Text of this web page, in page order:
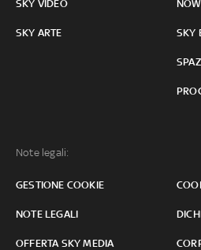
SKY VIDEO
SKY ARTE
NOW
SKY
Note legali:
GESTIONE COOKIE
NOTE LEGALI
OFFERTA SKY MEDIA